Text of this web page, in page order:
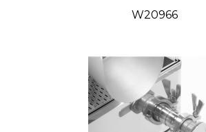
týždňov od zaplateniaW20966